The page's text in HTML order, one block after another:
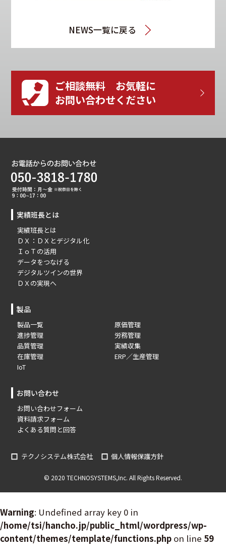
NEWS一覧に戻る
ご相談無料 お気軽に
お問い合わせください
実績班長とは
実績班長とは
ＤＸ：ＤＸとデジタル化
ＩｏＴの活用
データをつなげる
デジタルツインの世界
ＤＸの実現へ
製品
製品一覧
進捗管理
品質管理
在庫管理
IoT
原価管理
労務管理
実績収集
ERP／生産管理
お問い合わせ
お問い合わせフォーム
資料請求フォーム
よくある質問と回答
テクノシステム株式会社 個人情報保護方針
© 2020 TECHNOSYSTEMS,Inc. All Rights Reserved.
Warning: Undefined array key 0 in
/home/tsi/hancho.jp/public_html/wordpress/wp-
content/themes/template/functions.php on line 59